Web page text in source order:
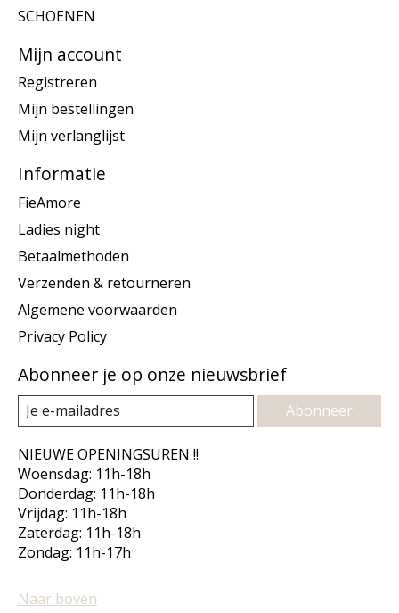
SCHOENEN
Mijn account
Registreren
Mijn bestellingen
Mijn verlanglijst
Informatie
FieAmore
Ladies night
Betaalmethoden
Verzenden & retourneren
Algemene voorwaarden
Privacy Policy
Abonneer je op onze nieuwsbrief
Abonneer
NIEUWE OPENINGSUREN !!
Woensdag: 11h-18h
Donderdag: 11h-18h
Vrijdag: 11h-18h
Zaterdag: 11h-18h
Zondag: 11h-17h
Naar boven